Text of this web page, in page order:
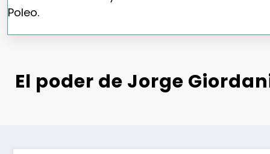
Poleo.
El poder de Jorge